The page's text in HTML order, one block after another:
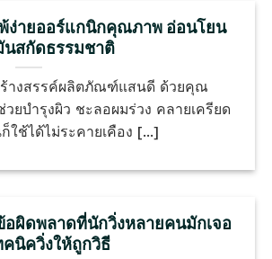
ง่ายออร์แกนิกคุณภาพ อ่อนโยน
สกัดธรรมชาติ
างสรรค์ผลิตภัณฑ์แสนดี ด้วยคุณ
ยบำรุงผิว ชะลอผมร่วง คลายเครียด
ใช้ได้ไม่ระคายเคือง [...]
อผิดพลาดที่นักวิ่งหลายคนมักเจอ
คนิควิ่งให้ถูกวิธี